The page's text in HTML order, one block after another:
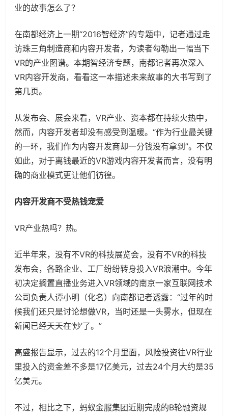
业的故事怎么了？
在南都经济上一期“2016智经济”的专题中，记者通过走
访珠三角制造商和内容开发者，为读者勾勒出一幅当下
VR的产业图谱。本期智经济专题，南都记者再次深入
VR内容开发商，看看这一本描述未来故事的大书写到了
第几页。
从发布会、展会来看，VR产业、资本都在持续火热中，
然而，内容开发者却没有感受到温暖。“作为行业最关键
的一环，我们作为内容开发商却一分钱没有拿到”。不仅
如此，对于离钱最近的VR游戏内容开发者而言，没有明
确的商业模式更让他们彷徨。
内容开发商不受热钱宠爱
VR产业热吗？热。
近半年来，没有不VR的科技展览会，没有不VR的科技
发布会，各路企业、工厂纷纷转身投入VR浪潮中。今年
初决定搁置直播业务进入VR领域的南京一家互联网技术
公司负责人谭小明（化名）向南都记者透露：“过年的时
候我们还只是讨论想做VR，当时还是一头雾水，但现在
新闻已经天天在‘炒’了。”
高盛报告显示，过去的12个月里面，风险投资往VR行业
里投入的资金差不多是17亿美元，过去24个月大约是35
亿美元。
不过，相比之下，蚂蚁金服集团近期完成的B轮融资规